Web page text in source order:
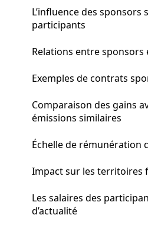
L’influence des sponsors
participants
Relations entre
Exemples de contrats
Comparaison des gains
émissions similaires
Échelle de rémunération
Impact sur les territoires
Les salaires des
d’actualité